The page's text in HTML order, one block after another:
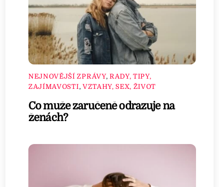
NEJNOVĚJŠÍ ZPRÁVY, RADY, TIPY,
ZAJÍMAVOSTI, VZTAHY, SEX, ŽIVOT
Co muže zaručeně odrazuje na
ženách?